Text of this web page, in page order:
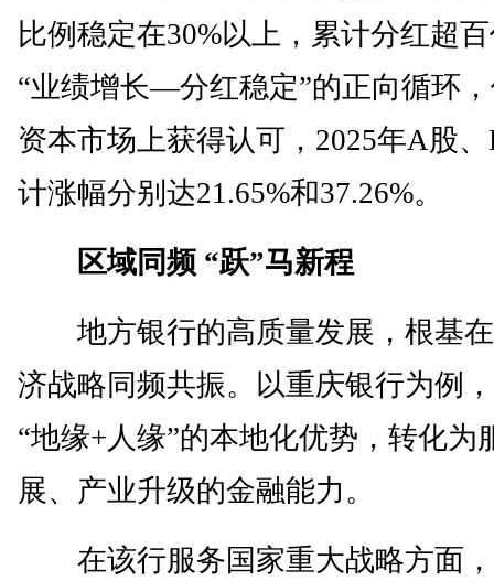
比例稳定在30%以上，累计分红超
“业绩增长—分红稳定”的正向循环
资本市场上获得认可，2025年A股
计涨幅分别达21.65%和37.26%。
区域同频 “跃”马新程
地方银行的高质量发展，根基在
济战略同频共振。以重庆银行为例
“地缘+人缘”的本地化优势，转化为
展、产业升级的金融能力。
在该行服务国家重大战略方面，